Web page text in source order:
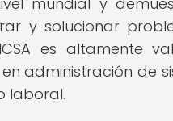
y solucionar
es altamente
administración de
laboral.